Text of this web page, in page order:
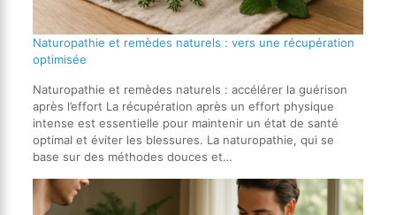
Naturopathie et remèdes naturels : vers une récupération
optimisée
Naturopathie et remèdes naturels : accélérer la guérison
après l’effort La récupération après un effort physique
intense est essentielle pour maintenir un état de santé
optimal et éviter les blessures. La naturopathie, qui se
base sur des méthodes douces et…